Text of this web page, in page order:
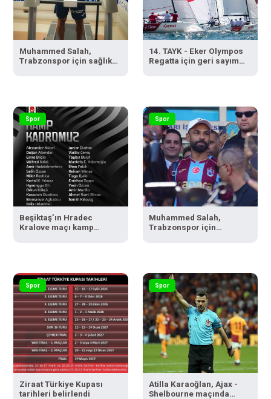
Muhammed Salah,
Trabzonspor için sağlık
14. TAYK - Eker Olympos
Regatta için geri sayım
Spor
Beşiktaş’ın Hradec
Kralove maçı kamp
Spor
Muhammed Salah,
Trabzonspor için
Spor
Ziraat Türkiye Kupası
tarihleri belirlendi
Spor
Atilla Karaoğlan, Ajax -
Shelbourne maçında